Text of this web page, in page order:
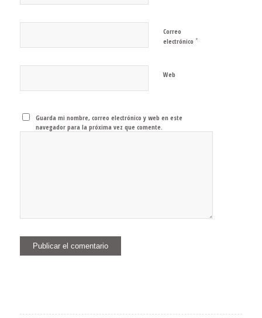
Correo
electrónico *
Web
Guarda mi nombre, correo electrónico y web en este
navegador para la próxima vez que comente.